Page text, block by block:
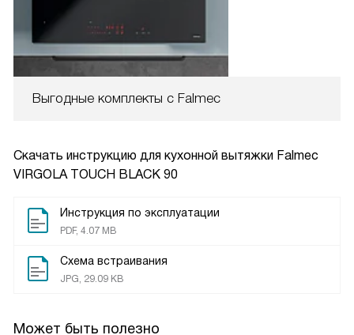
Выгодные комплекты с Falmec
Скачать инструкцию для кухонной вытяжки Falmec
VIRGOLA TOUCH BLACK 90
Инструкция по эксплуатации
PDF, 4.07 MB
Схема встраивания
JPG, 29.09 KB
Может быть полезно